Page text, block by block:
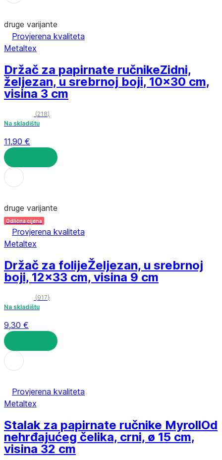
druge varijante
Provjerena kvaliteta
Metaltex
Držač za papirnate ručnikeZidni,
željezan, u srebrnoj boji, 10x30 cm,
visina 3 cm
(218)
Na skladištu
11,90 €
U KOŠARICU
druge varijante
Odlična cijena
Provjerena kvaliteta
Metaltex
Držač za folijeŽeljezan, u srebrnoj
boji, 12x33 cm, visina 9 cm
(917)
Na skladištu
9,30 €
U KOŠARICU
Provjerena kvaliteta
Metaltex
Stalak za papirnate ručnike MyrollOd
nehrđajućeg čelika, crni, ø 15 cm,
visina 32 cm